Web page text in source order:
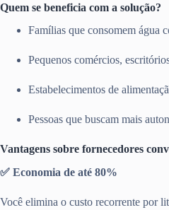
Quem se beneficia com a solução?
Famílias que consomem água
Pequenos comércios,
Estabelecimentos de
Pessoas que buscam mais
Vantagens sobre fornecedores
✅ Economia de até 80%
Você elimina o custo recorrente por